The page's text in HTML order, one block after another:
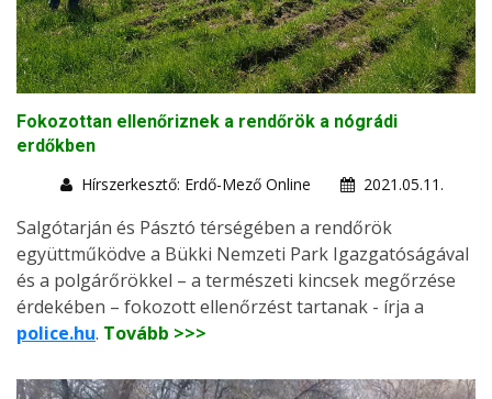
Fokozottan ellenőriznek a rendőrök a nógrádi
erdőkben
Hírszerkesztő: Erdő-Mező Online
2021.05.11.
Salgótarján és Pásztó térségében a rendőrök
együttműködve a Bükki Nemzeti Park Igazgatóságával
és a polgárőrökkel – a természeti kincsek megőrzése
érdekében – fokozott ellenőrzést tartanak - írja a
police.hu. Tovább >>>